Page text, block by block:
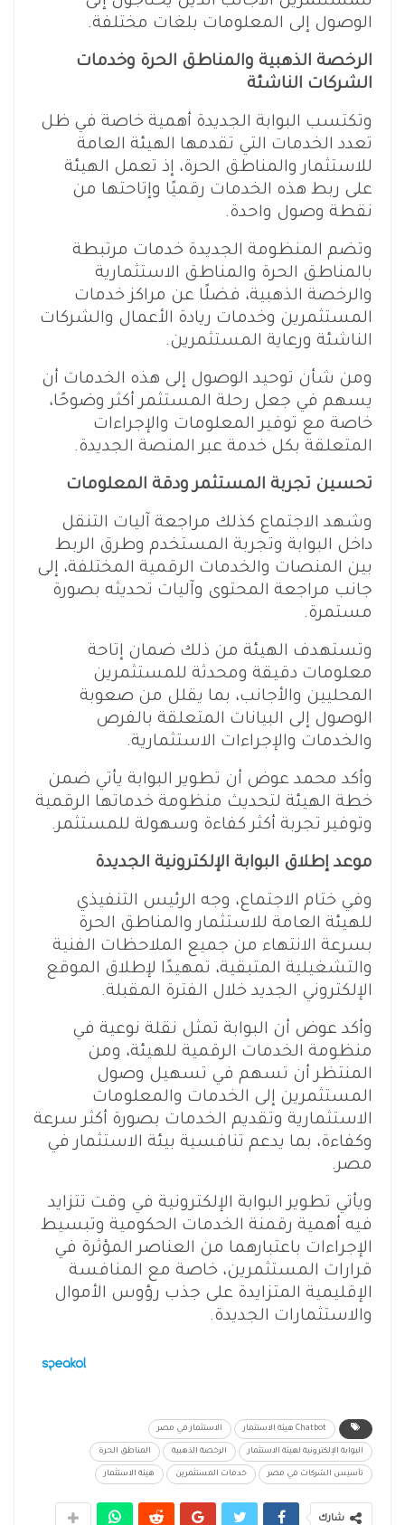
الوصول إلى المعلومات بلغات مختلفة.
الرخصة الذهبية والمناطق الحرة وخدمات
الشركات الناشئة
وتكتسب البوابة الجديدة أهمية خاصة في ظل
تعدد الخدمات التي تقدمها الهيئة العامة
للاستثمار والمناطق الحرة، إذ تعمل الهيئة
على ربط هذه الخدمات رقميًا وإتاحتها من
نقطة وصول واحدة.
وتضم المنظومة الجديدة خدمات مرتبطة
بالمناطق الحرة والمناطق الاستثمارية
والرخصة الذهبية، فضلًا عن مراكز خدمات
المستثمرين وخدمات ريادة الأعمال والشركات
الناشئة ورعاية المستثمرين.
ومن شأن توحيد الوصول إلى هذه الخدمات أن
يسهم في جعل رحلة المستثمر أكثر وضوحًا،
خاصة مع توفير المعلومات والإجراءات
المتعلقة بكل خدمة عبر المنصة الجديدة.
تحسين تجربة المستثمر ودقة المعلومات
وشهد الاجتماع كذلك مراجعة آليات التنقل
داخل البوابة وتجربة المستخدم وطرق الربط
بين المنصات والخدمات الرقمية المختلفة، إلى
جانب مراجعة المحتوى وآليات تحديثه بصورة
مستمرة.
وتستهدف الهيئة من ذلك ضمان إتاحة
معلومات دقيقة ومحدثة للمستثمرين
المحليين والأجانب، بما يقلل من صعوبة
الوصول إلى البيانات المتعلقة بالفرص
والخدمات والإجراءات الاستثمارية.
وأكد محمد عوض أن تطوير البوابة يأتي ضمن
خطة الهيئة لتحديث منظومة خدماتها الرقمية
وتوفير تجربة أكثر كفاءة وسهولة للمستثمر.
موعد إطلاق البوابة الإلكترونية الجديدة
وفي ختام الاجتماع، وجه الرئيس التنفيذي
للهيئة العامة للاستثمار والمناطق الحرة
بسرعة الانتهاء من جميع الملاحظات الفنية
والتشغيلية المتبقية، تمهيدًا لإطلاق الموقع
الإلكتروني الجديد خلال الفترة المقبلة.
وأكد عوض أن البوابة تمثل نقلة نوعية في
منظومة الخدمات الرقمية للهيئة، ومن
المنتظر أن تسهم في تسهيل وصول
المستثمرين إلى الخدمات والمعلومات
الاستثمارية وتقديم الخدمات بصورة أكثر سرعة
وكفاءة، بما يدعم تنافسية بيئة الاستثمار في
مصر.
ويأتي تطوير البوابة الإلكترونية في وقت تتزايد
فيه أهمية رقمنة الخدمات الحكومية وتبسيط
الإجراءات باعتبارهما من العناصر المؤثرة في
قرارات المستثمرين، خاصة مع المنافسة
الإقليمية المتزايدة على جذب رؤوس الأموال
والاستثمارات الجديدة.
Chatbot هيئة الاستثمار الاستثمار في مصر
البوابة الإلكترونية لهيئة الاستثمار الرخصة الذهبية المناطق الحرة
تأسيس الشركات في مصر خدمات المستثمرين هيئة الاستثمار
شارك